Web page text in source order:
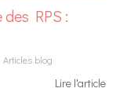
RPS :
Articles blog
Lire l'article